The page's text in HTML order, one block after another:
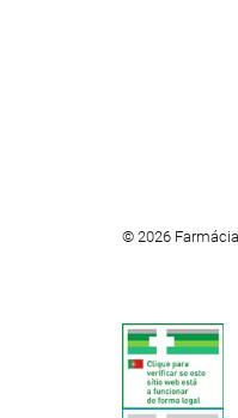
© 2026